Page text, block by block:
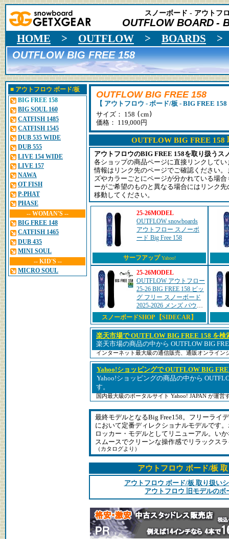
スノーボード - アウトフ
OUTFLOW BOARD -
HOME > OUTFLOW > BOARDS
OUTFLOW BIG FREE 158
■ アウトフロウ ボード/板
BIG FREE 158
BIG SOUL 160
CATFISH 1485
CATFISH 1545
DUB 535 WIDE
DUB 555
LIVE 154 WIDE
LIVE 157
NAWA
OT FISH
P-PHAT
PHASE
-- WOMAN'S --
BIG FREE 148
CATFISH 1465
DUB 435
MINI SOUL
-- KID'S --
MICRO SOUL
OUTFLOW BIG FREE 158
【 アウトフロウ - ボード/板 - BIG FREE 158
サイズ： 158 ( cm)
価格： 119,000円
OUTFLOW BIG FREE 158
アウトフロウのBIG FREE 158を取り扱うス
各ショップの商品ページに直接リンクして
情報はリンク先のページでご確認ください
ズやカラーごとにページが分かれている場
ーがご希望のものと異なる場合にはリンク
移動してください。
25-26MODEL
OUTFLOW snowboards
アウトフロー スノーボ
ード Big Free 158
サーフアップ Yahoo!
25-26MODEL
OUTFLOW アウトフロー
25-26 BIG FREE 158 ビッ
グ フリー スノーボード
2025-2026 メンズ パウダ
ー
スノーボードSHOP 【SIDECAR】
楽天市場で OUTFLOW BIG FREE 158 を検
楽天市場の商品の中から OUTFLOW BIG
インターネット最大級の通信販売、通販オンライン
Yahoo!ショッピングで OUTFLOW BIG
Yahoo!ショッピングの商品の中から
す。
国内最大級のポータルサイト Yahoo! JAPAN が運営
最終モデルとなるBig Free158。フリーライ
において定番ディレクショナルモデルです
ロッカー・モデルとしてリニューアル。い
スムースでクリーンな操作感でリラックス
（カタログより）
アウトフロウ ボード/板
アウトフロウ ボード/板 取り扱い
アウトフロウ 旧モデルのボ